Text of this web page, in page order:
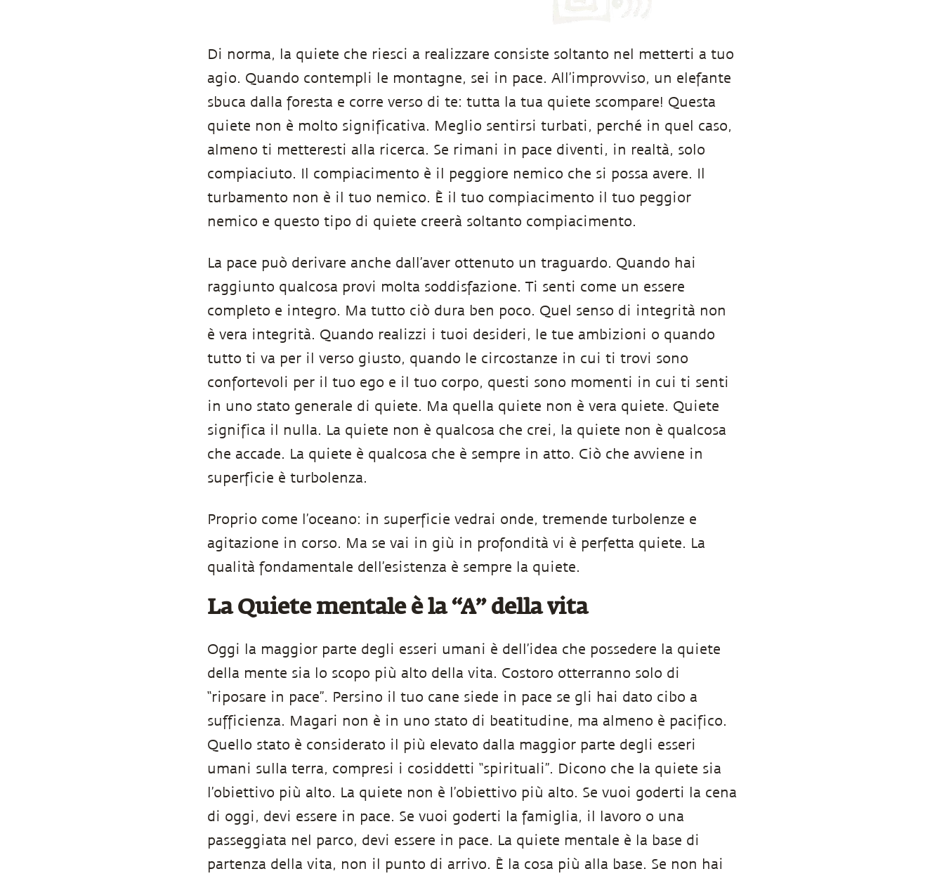
Di norma, la quiete che riesci a realizzare consiste soltanto nel metterti a tuo
agio. Quando contempli le montagne, sei in pace. All’improvviso, un elefante
sbuca dalla foresta e corre verso di te: tutta la tua quiete scompare! Questa
quiete non è molto significativa. Meglio sentirsi turbati, perché in quel caso,
almeno ti metteresti alla ricerca. Se rimani in pace diventi, in realtà, solo
compiaciuto. Il compiacimento è il peggiore nemico che si possa avere. Il
turbamento non è il tuo nemico. È il tuo compiacimento il tuo peggior
nemico e questo tipo di quiete creerà soltanto compiacimento.
La pace può derivare anche dall’aver ottenuto un traguardo. Quando hai
raggiunto qualcosa provi molta soddisfazione. Ti senti come un essere
completo e integro. Ma tutto ciò dura ben poco. Quel senso di integrità non
è vera integrità. Quando realizzi i tuoi desideri, le tue ambizioni o quando
tutto ti va per il verso giusto, quando le circostanze in cui ti trovi sono
confortevoli per il tuo ego e il tuo corpo, questi sono momenti in cui ti senti
in uno stato generale di quiete. Ma quella quiete non è vera quiete. Quiete
significa il nulla. La quiete non è qualcosa che crei, la quiete non è qualcosa
che accade. La quiete è qualcosa che è sempre in atto. Ciò che avviene in
superficie è turbolenza.
Proprio come l’oceano: in superficie vedrai onde, tremende turbolenze e
agitazione in corso. Ma se vai in giù in profondità vi è perfetta quiete. La
qualità fondamentale dell’esistenza è sempre la quiete.
La Quiete mentale è la “A” della vita
Oggi la maggior parte degli esseri umani è dell’idea che possedere la quiete
della mente sia lo scopo più alto della vita. Costoro otterranno solo di
“riposare in pace”. Persino il tuo cane siede in pace se gli hai dato cibo a
sufficienza. Magari non è in uno stato di beatitudine, ma almeno è pacifico.
Quello stato è considerato il più elevato dalla maggior parte degli esseri
umani sulla terra, compresi i cosiddetti “spirituali”. Dicono che la quiete sia
l’obiettivo più alto. La quiete non è l’obiettivo più alto. Se vuoi goderti la cena
di oggi, devi essere in pace. Se vuoi goderti la famiglia, il lavoro o una
passeggiata nel parco, devi essere in pace. La quiete mentale è la base di
partenza della vita, non il punto di arrivo. È la cosa più alla base. Se non hai